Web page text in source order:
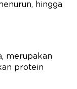
hingga
merupakan
protein